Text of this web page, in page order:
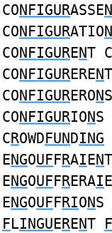
CONFIGURASSEN
CONFIGURATION
CONFIGURENT
CONFIGUREREN
CONFIGURERON
CONFIGURIONS
CROWDFUNDING
ENGOUFFRAIEN
ENGOUFFRERAIE
ENGOUFFRIONS
FLINGUERENT F